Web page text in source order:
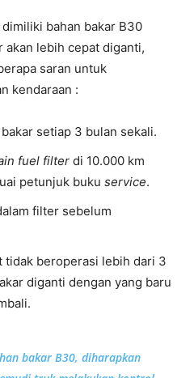
bahan bakar B30
akan lebih cepat diganti,
saran untuk
kendaraan :
setiap 3 bulan sekali.
fuel filter di 10.000 km
petunjuk buku service.
filter sebelum
tidak beroperasi lebih dari 3
diganti dengan yang baru
bakar B30, diharapkan